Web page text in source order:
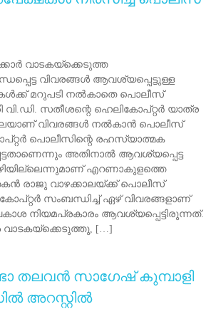
വാടകയ്‌ക്കെടുത്ത
വിവരങ്ങൾ ആവശ്യപ്പെട്ടുള്ള
മറുപടി നൽകാതെ പൊലീസ്
സതീശന്റെ ഹെലികോപ്റ്റർ യാത്ര
വിവരങ്ങൾ നൽകാൻ പൊലീസ്
പൊലീസിന്റെ രഹസ്യാത്മക
അതിനാൽ ആവശ്യപ്പെട്ട
എറണാകുളത്തെ
രാജു വാഴക്കാലയ്ക്ക് പൊലീസ്
സംബന്ധിച്ച് ഏഴ് വിവരങ്ങളാണ്
നിയമപ്രകാരം ആവശ്യപ്പെട്ടിരുന്നത്.
വാടകയ്‌ക്കെടുത്തു, […]
തലവൻ സാഗേഷ് കുമ്പാളി
അറസ്റ്റിൽ